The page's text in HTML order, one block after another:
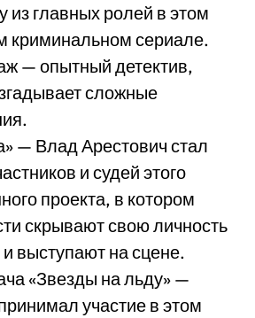
из главных ролей в этом
криминальном сериале.
— опытный детектив,
сложные
— Влад Арестович стал
и судей этого
проекта, в котором
скрывают свою личность
выступают на сцене.
«Звезды на льду» —
участие в этом